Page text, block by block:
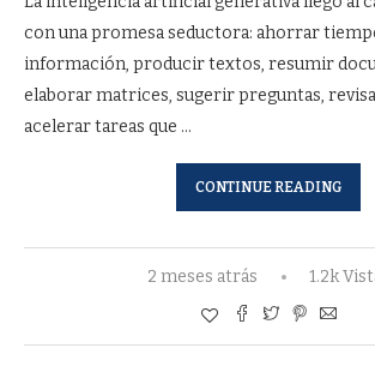
con una promesa seductora: ahorrar
información, producir textos, resumir
elaborar matrices, sugerir preguntas,
acelerar tareas que …
CONTINUE READING
2 meses atrás 1.2k